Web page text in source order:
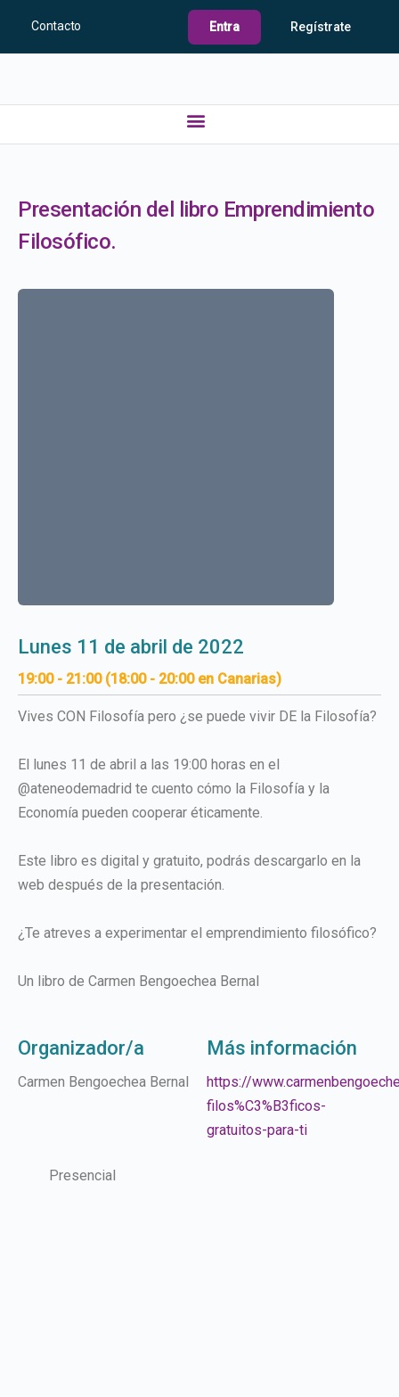
Contacto Entra Regístrate
Presentación del libro Emprendimiento
Filosófico.
lunes 11 de abril de 2022
19:00 - 21:00 (18:00 - 20:00 en Canarias)
Vives CON Filosofía pero ¿se puede vivir DE la Filosofía?
El lunes 11 de abril a las 19:00 horas en el
@ateneodemadrid te cuento cómo la Filosofía y la
Economía pueden cooperar éticamente.
Este libro es digital y gratuito, podrás descargarlo en la
web después de la presentación.
¿Te atreves a experimentar el emprendimiento filosófico?
Un libro de Carmen Bengoechea Bernal
Organizador/a
Carmen Bengoechea Bernal
Más información
https://
filos%C3%B3ficos-
gratuitos-para-ti
Presencial